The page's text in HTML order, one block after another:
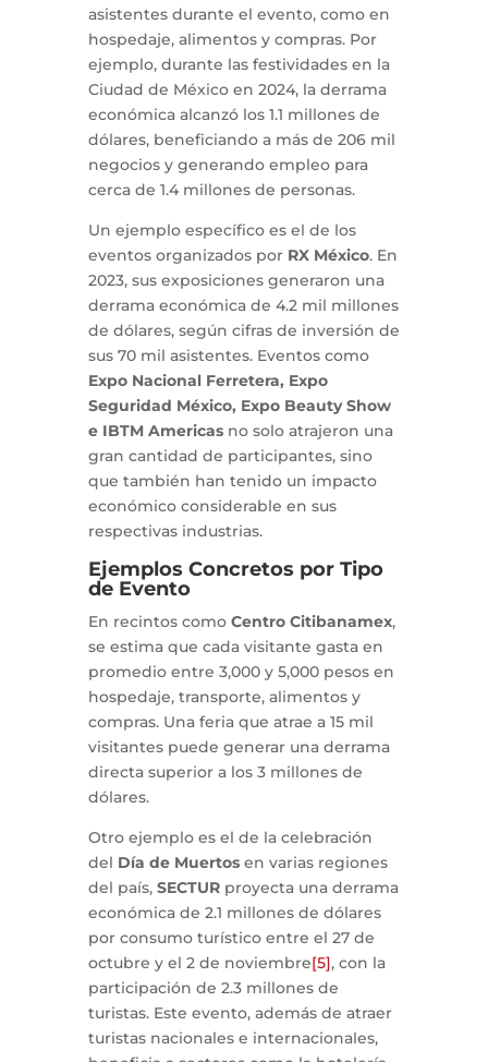
asistentes durante el evento, como en
hospedaje, alimentos y compras. Por
ejemplo, durante las festividades en la
Ciudad de México en 2024, la derrama
económica alcanzó los 1.1 millones de
dólares, beneficiando a más de 206 mil
negocios y generando empleo para
cerca de 1.4 millones de personas.
Un ejemplo específico es el de los
eventos organizados por RX México. En
2023, sus exposiciones generaron una
derrama económica de 4.2 mil millones
de dólares, según cifras de inversión de
sus 70 mil asistentes. Eventos como
Expo Nacional Ferretera, Expo
Seguridad México, Expo Beauty Show
e IBTM Americasno solo atrajeron una
gran cantidad de participantes, sino
que también han tenido un impacto
económico considerable en sus
respectivas industrias.
Ejemplos Concretos por Tipo
de Evento
En recintos como Centro Citibanamex,
se estima que cada visitante gasta en
promedio entre 3,000 y 5,000 pesos en
hospedaje, transporte, alimentos y
compras. Una feria que atrae a 15 mil
visitantes puede generar una derrama
directa superior a los 3 millones de
dólares.
Otro ejemplo es el de la celebración
del Día de Muertosen varias regiones
del país, SECTURproyecta una derrama
económica de 2.1 millones de dólares
por consumo turístico entre el 27 de
octubre y el 2 de noviembre[5], con la
participación de 2.3 millones de
turistas. Este evento, además de atraer
turistas nacionales e internacionales,